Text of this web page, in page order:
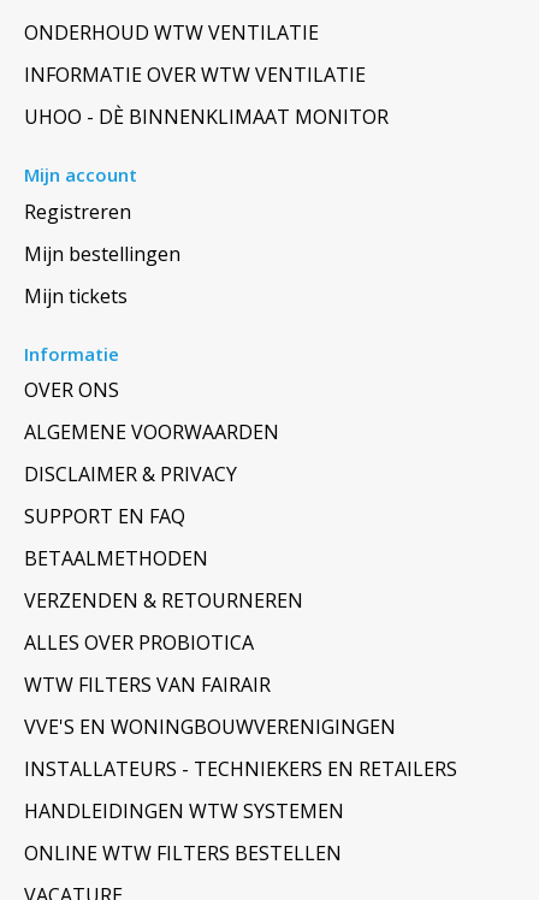
ONDERHOUD WTW VENTILATIE
INFORMATIE OVER WTW VENTILATIE
UHOO - DÈ BINNENKLIMAAT MONITOR
Mijn account
Registreren
Mijn bestellingen
Mijn tickets
Informatie
OVER ONS
ALGEMENE VOORWAARDEN
DISCLAIMER & PRIVACY
SUPPORT EN FAQ
BETAALMETHODEN
VERZENDEN & RETOURNEREN
ALLES OVER PROBIOTICA
WTW FILTERS VAN FAIRAIR
VVE'S EN WONINGBOUWVERENIGINGEN
INSTALLATEURS - TECHNIEKERS EN RETAILERS
HANDLEIDINGEN WTW SYSTEMEN
ONLINE WTW FILTERS BESTELLEN